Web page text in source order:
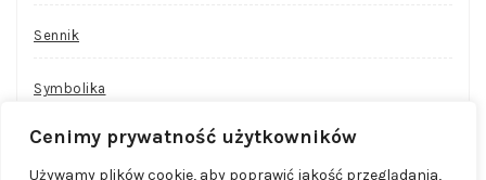
Cenimy prywatność użytkowników
Używamy plików cookie, aby poprawić jakość przeglądania,
Sennik
Symbolika